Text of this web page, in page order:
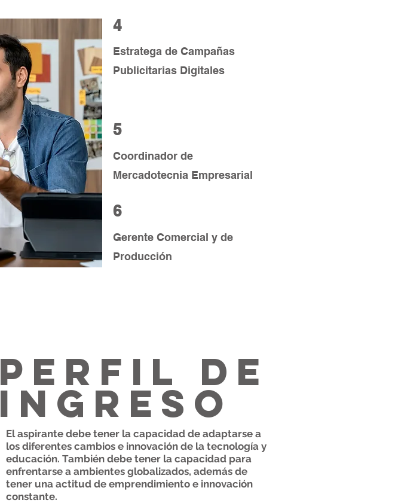
4
Estratega de Campañas
Publicitarias Digitales
5
Coordinador de
Mercadotecnia Empresarial
6
Gerente Comercial y de
Producción
Perfil de
Ingreso
El aspirante debe tener la capacidad de adaptarse a
los diferentes cambios e innovación de la tecnología y
educación. También debe tener la capacidad para
enfrentarse a ambientes globalizados, además de
tener una actitud de emprendimiento e innovación
constante.